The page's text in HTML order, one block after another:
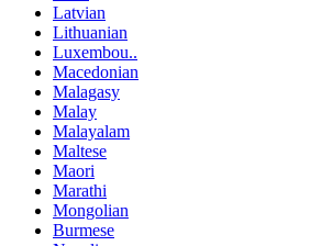
Latvian
Lithuanian
Luxembou..
Macedonian
Malagasy
Malay
Malayalam
Maltese
Maori
Marathi
Mongolian
Burmese